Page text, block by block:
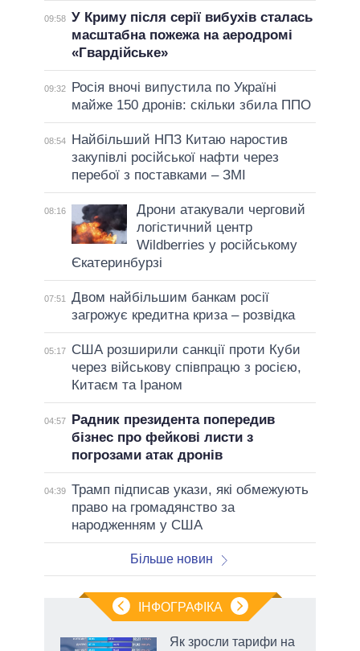
09:58 У Криму після серії вибухів сталась
масштабна пожежа на аеродромі
«Гвардійське»
09:32
Росія вночі випустила по Україні
майже 150 дронів: скільки збила ППО
08:54
Найбільший НПЗ Китаю наростив
закупівлі російської нафти через
перебої з поставками – ЗМІ
08:16
Дрони атакували черговий
логістичний центр
Wildberries у російському
Єкатеринбурзі
07:51
Двом найбільшим банкам росії
загрожує кредитна криза – розвідка
05:17
США розширили санкції проти Куби
через військову співпрацю з росією,
Китаєм та Іраном
04:57
Радник президента попередив
бізнес про фейкові листи з
погрозами атак дронів
04:39 Трамп підписав укази, які обмежують
право на громадянство за
народженням у США
Більше новин
ІНФОГРАФІКА
Як зросли тарифи на